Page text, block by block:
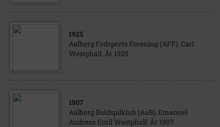
1925
Aalborg Fodsports Forening (AFF). Carl
Westphall. År 1925
1907
Aalborg Boldspilklub (AaB). Emanuel
Andreas Emil Westphall. År 1907.